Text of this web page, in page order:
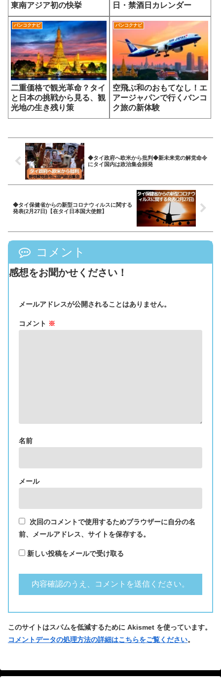
東南アジア初の快挙
日・禁酒日カレンダー
バンコクナビ
二重価格で観光革命？タイ
と日本の挑戦から見る、観
光地の生き残り策
バンコクナビ
空飛ぶ和のおもてなし！エ
アージャパンで行くバンコ
ク旅の新体験
◆タイ政府へ欧米から批判◆新未来党の解党命令
にタイ国内は政治集会頻発
◆タイ保健省からの新型コロナウィルスに関する
発表(2月27日)【在タイ日本国大使館】
コメント
感想をお聞かせください！
メールアドレスが公開されることはありません。
コメント ※
名前
メール
次回のコメントで使用するためブラウザーに自分の名
前、メールアドレス、サイトを保存する。
新しい投稿をメールで受け取る
このサイトはスパムを低減するために Akismet を使っています。
コメントデータの処理方法の詳細はこちらをご覧ください。